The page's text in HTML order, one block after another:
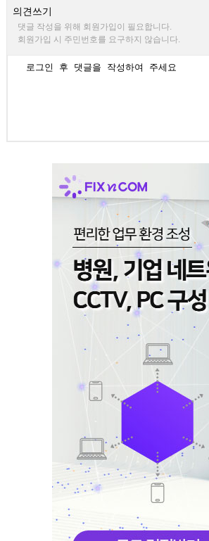
의견쓰기
댓글 작성을 위해 회원가입이 필요합니다.
회원가입 시 주민번호를 요구하지 않습니다.